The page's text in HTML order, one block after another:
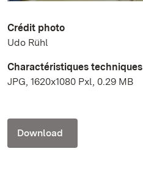
Crédit photo
Udo Rühl
Charactéristiques techniques
JPG, 1620x1080 Pxl, 0.29 MB
Download